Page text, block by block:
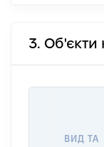
3. Об'єкти
ВИД ТА